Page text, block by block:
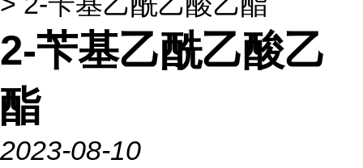
2-苄基乙酰乙酸乙
酯
2023-08-10